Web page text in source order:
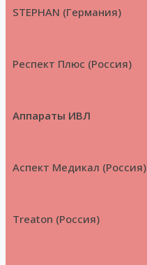
STEPHAN (Германия)
Респект Плюс (Россия)
Аппараты ИВЛ
Аспект Медикал (Россия)
Treaton (Россия)